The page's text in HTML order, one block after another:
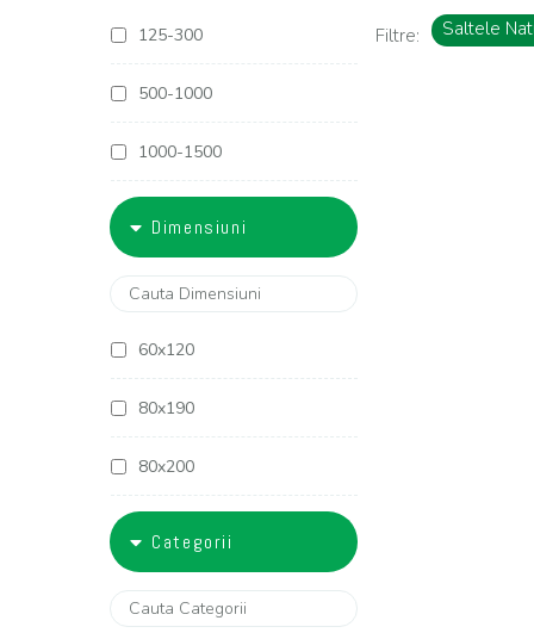
125-300
500-1000
1000-1500
2500-3000
3000-4000
4000-5000
Dimensiuni
60x120
80x190
80x200
Categorii
Filtre: Saltele